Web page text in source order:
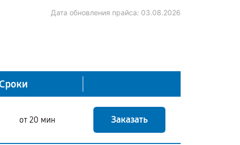
Дата обновления прайса: 03.08.2026
от 20 мин Заказать